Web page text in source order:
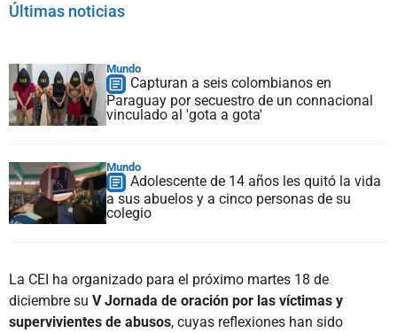
Últimas noticias
Mundo
Capturan a seis colombianos en
Paraguay por secuestro de un connacional
vinculado al 'gota a gota'
Mundo
Adolescente de 14 años les quitó la vida
a sus abuelos y a cinco personas de su
colegio
La CEI ha organizado para el próximo martes 18 de
diciembre su V Jornada de oración por las víctimas y
supervivientes de abusos, cuyas reflexiones han sido